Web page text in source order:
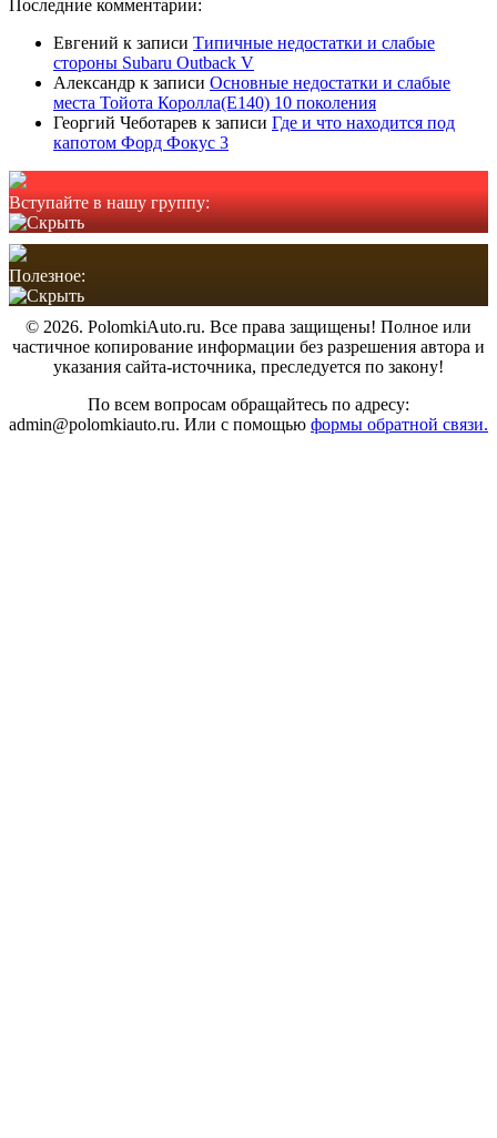
Последние комментарии:
Евгений к записи Типичные недостатки и слабые
стороны Subaru Outback V
Александр к записи Основные недостатки и слабые
места Тойота Королла(Е140) 10 поколения
Георгий Чеботарев к записи Где и что находится под
капотом Форд Фокус 3
Вступайте в нашу группу:
Полезное:
© 2026. PolomkiAuto.ru. Все права защищены! Полное или
частичное копирование информации без разрешения автора и
указания сайта-источника, преследуется по закону!
По всем вопросам обращайтесь по адресу:
admin@polomkiauto.ru. Или с помощью формы обратной связи.